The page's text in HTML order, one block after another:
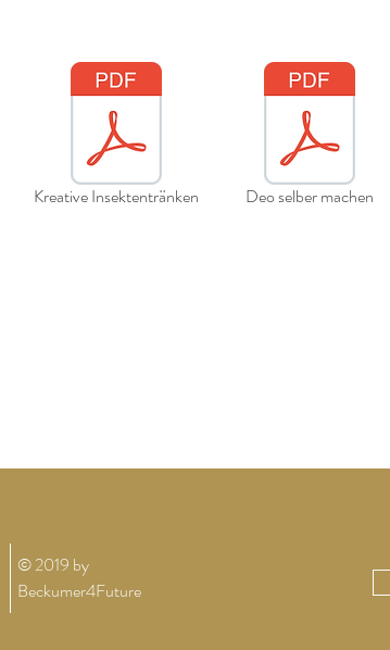
Kreative Insektentränken Deo selber machen
© 2019 by
Beckumer4Future